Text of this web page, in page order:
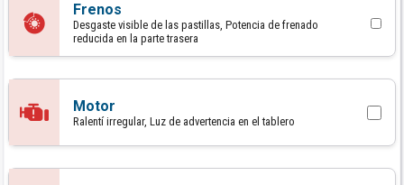
Frenos
Desgaste visible de las pastillas, Potencia de frenado
reducida en la parte trasera
Motor
Ralentí irregular, Luz de advertencia en el tablero